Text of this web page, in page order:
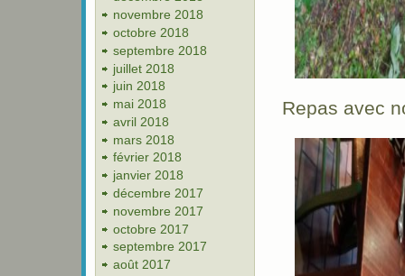
novembre 2018
octobre 2018
septembre 2018
juillet 2018
juin 2018
mai 2018
avril 2018
mars 2018
février 2018
janvier 2018
décembre 2017
novembre 2017
octobre 2017
septembre 2017
août 2017
Repas avec